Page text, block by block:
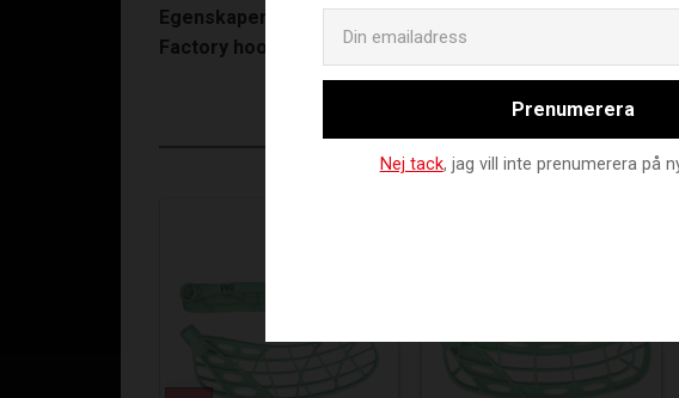
Egenskaper:
Factory hook:
Prenumerera
Nej tack, jag vill inte prenumerera på